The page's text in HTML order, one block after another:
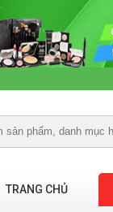
TRANG CHỦ